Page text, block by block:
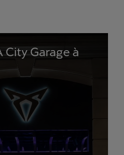
City Garage à